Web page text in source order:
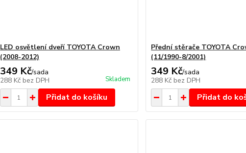
LED osvětlení dveří TOYOTA Crown
(2008-2012)
349 Kč/sada
288 Kč bez DPH Skladem
Přidat do košíku
Přední stěrače TOYOTA
(11/1990-8/2001)
349 Kč/sada
288 Kč bez DPH
Přidat do